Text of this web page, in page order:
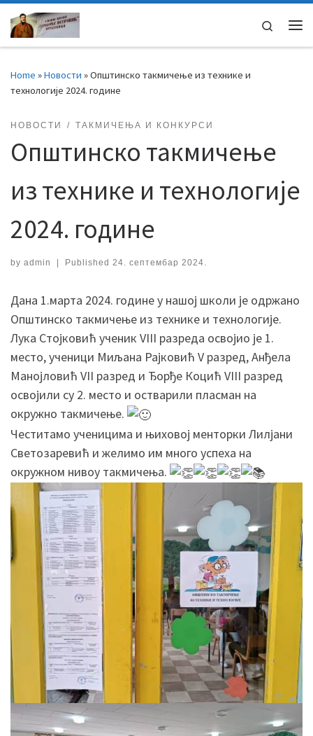
Skip to content Search
Home »Новости »Општинско такмичење из технике и
технологије 2024. године
НОВОСТИ ТАКМИЧЕЊА И КОНКУРСИ
Општинско такмичење
из технике и технологије
2024. године
by admin | Published 24. септембар 2024.
Дана 1.марта 2024. године у нашој школи је одржано
Општинско такмичење из технике и технологије.
Лука Стојковић ученик VIII разреда освојио је 1.
место, ученици Миљана Рајковић V разред, Анђела
Манојловић VII разред и Ђорђе Коцић VIII разред
освојили су 2. место и остварили пласман на
окружно такмичење.
Честитамо ученицима и њиховој менторки Лилјани
Светозаревић и желимо им много успеха на
окружном нивоу такмичења.